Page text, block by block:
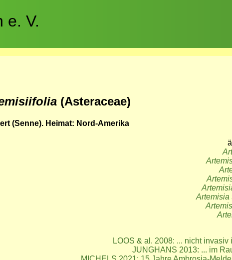
e. V.
(Asteraceae)
(Senne). Heimat: Nord-Amerika
Artemisia
LOOS & al. 2008: ... nicht invasiv
JUNGHANS 2013: ... im